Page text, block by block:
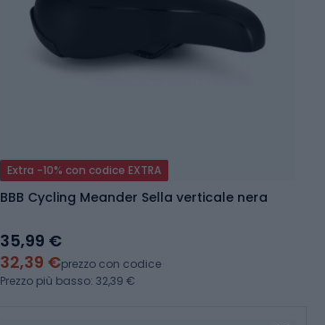
Extra -10% con codice EXTRA
BBB Cycling Meander Sella verticale nera
35,99 €
32,39 €prezzo con codice
Prezzo più basso: 32,39 €